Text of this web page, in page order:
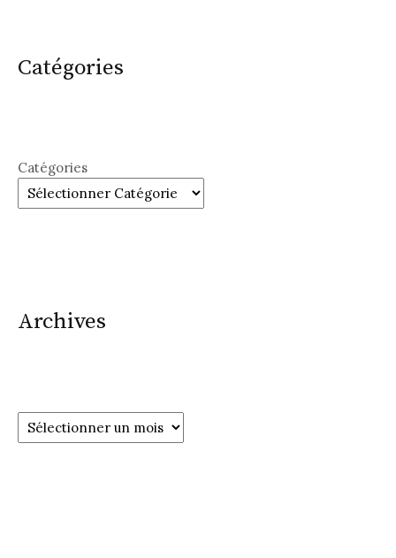
Catégories
Catégories
Archives
Archives